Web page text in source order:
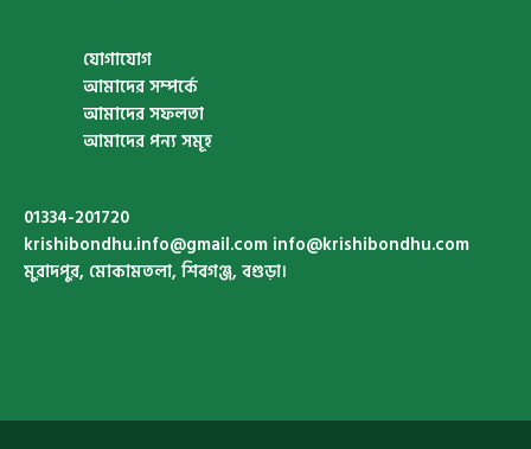
যোগাযোগ
আমাদের সম্পর্কে
আমাদের সফলতা
আমাদের পন্য সমূহ
01334-201720
krishibondhu.info@gmail.com info@krishibondhu.com
মুরাদপুর, মোকামতলা, শিবগঞ্জ, বগুড়া।